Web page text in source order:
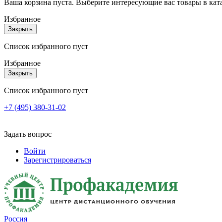
Ваша корзина пуста. Выберите интересующие вас товары в
Избранное
Закрыть
Список избранного пуст
Избранное
Закрыть
Список избранного пуст
+7 (495) 380-31-02
Задать вопрос
Войти
Зарегистрироваться
Россия